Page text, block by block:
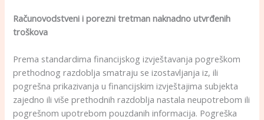
Računovodstveni i porezni tretman naknadno utvrđenih
troškova
Prema standardima financijskog izvještavanja pogreškom
prethodnog razdoblja smatraju se izostavljanja iz, ili
pogrešna prikazivanja u financijskim izvještajima subjekta
zajedno ili više prethodnih razdoblja nastala neupotrebom ili
pogrešnom upotrebom pouzdanih informacija. Pogreška